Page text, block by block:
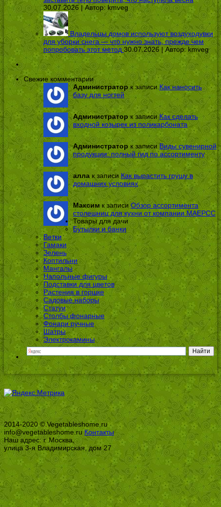
30.07.2026 | Автор: kmveg
Владельцы домов используют воздуходувки
для уборки снега — что нужно знать, прежде чем
попробовать этот метод 30.07.2026 | Автор: kmveg
Свежие комментарии
Администраторк записиКак наносить
базу для ногтей
Администраторк записиКак сделать
входной козырек из поликарбоната
Администратор к записиВиды сувенирной
продукции: полный гид по ассортименту
алла к записи Как вырастить грушу в
домашних условиях
Максимк записиОбзор ассортимента
столешниц для кухни от компании МАЕРСС
Товары для дачи
Бутылки и банки
Ветки
Гамаки
Зелень
Коптильни
Мангалы
Напольные фигуры
Подставки для цветов
Растения в горшке
Садовые наборы
Статуи
Столбы фонарные
Фонари ручные
Шатры
Электрокамины
2014-2020 © Vegetableshome.ru
info@vegetableshome.ruКонтакты
Наш адрес: г. Москва,
улица 3-я Владимирская, дом 27